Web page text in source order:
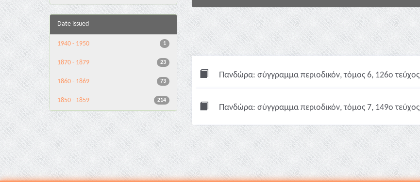
Date issued
1
1940 - 1950
23
1870 - 1879
73
1860 - 1869
214
1850 - 1859
Πανδώρα: σύγγραμμα περιοδικόν, τόμος 6, 126ο τεύχος
Πανδώρα: σύγγραμμα περιοδικόν, τόμος 7, 149ο τεύχος